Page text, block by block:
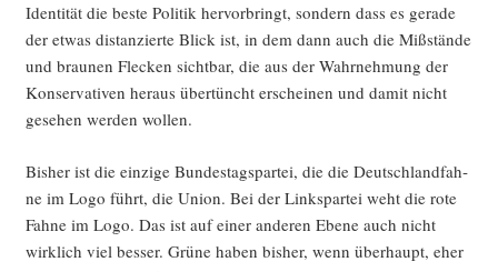
Iden­ti­tät die bes­te Poli­tik her­vor­bringt, son­dern dass es gera­de
der etwas distan­zier­te Blick ist, in dem dann auch die Miß­stän­de
und brau­nen Fle­cken sicht­bar, die aus der Wahr­neh­mung der
Kon­ser­va­ti­ven her­aus über­tüncht erschei­nen und damit nicht
gese­hen wer­den wollen.
Bis­her ist die ein­zi­ge Bun­des­tags­par­tei, die die Deutsch­land­fah­
ne im Logo führt, die Uni­on. Bei der Links­par­tei weht die rote
Fah­ne im Logo. Das ist auf einer ande­ren Ebe­ne auch nicht
wirk­lich viel bes­ser. Grü­ne haben bis­her, wenn über­haupt, eher